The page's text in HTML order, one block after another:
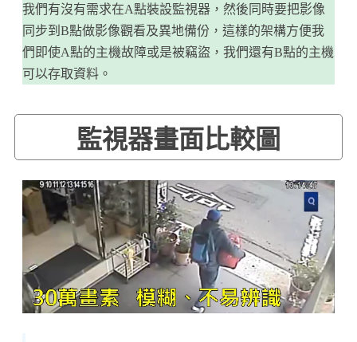
我們有沒有需求在A點裝設監視器，然後同時要把影像
同步到B點做影像觀看及異地備份，這樣的架構方便我
們即使A點的主機故障或是被竊盜，我們還有B點的主機
可以存取資料。
監視器畫面比較圖